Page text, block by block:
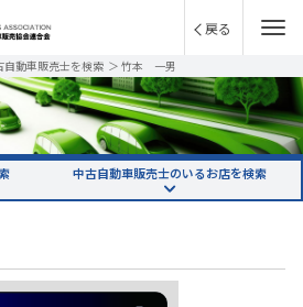
戻る
自動車販売士を検索 ＞ 竹本 一男
中古自動車販売士のいるお店を検索